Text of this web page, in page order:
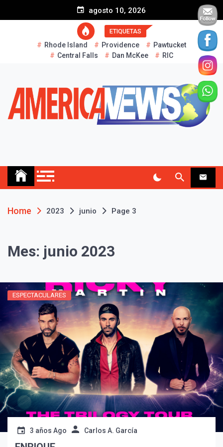
agosto 10, 2026
ETIQUETAS
Rhode Island Providence
Pawtucket
Central Falls
Dan McKee RIC
Home 2023 junio Page 3
Mes: junio 2023
ESPECTACULARES
3 años Ago Carlos A. García